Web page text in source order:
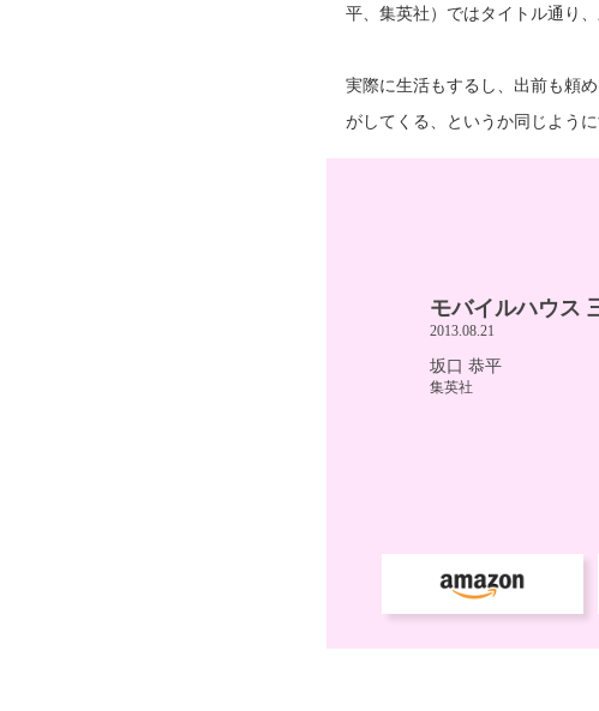
平、集英社）ではタイトル通り
実際に生活もするし、出前も頼
がしてくる、というか同じよう